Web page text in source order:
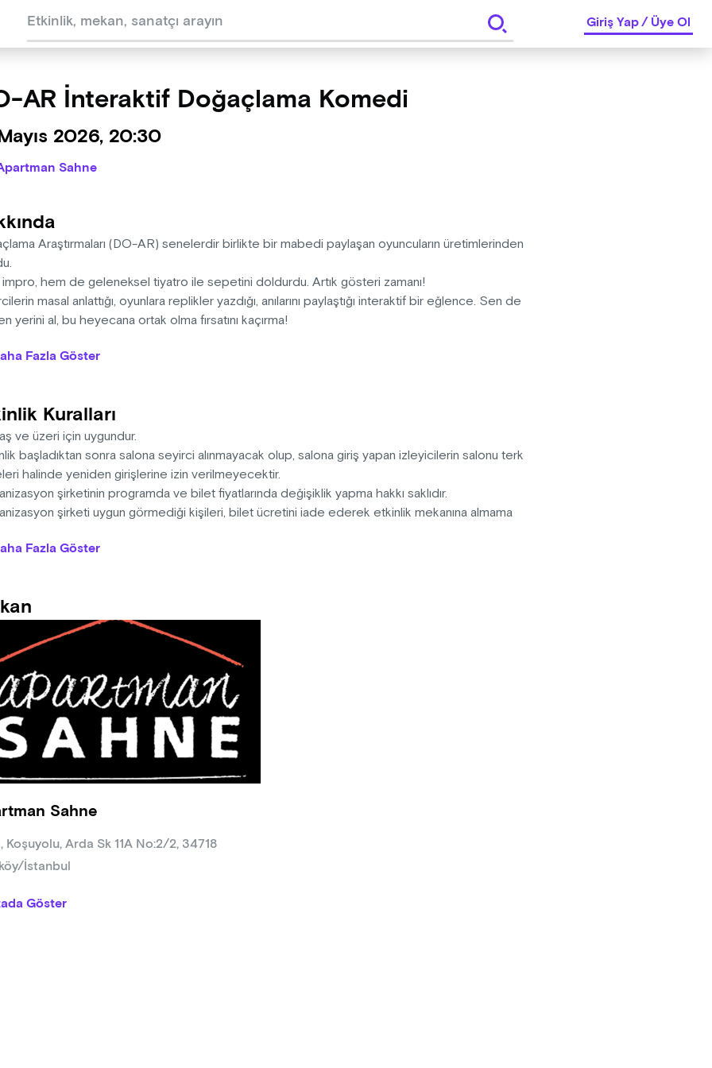
Giriş Yap/Üye Ol
AR İnteraktif Doğaçlama Komedi
2026, 20:30
Sahne
Araştırmaları (DO-AR) senelerdir birlikte bir mabedi paylaşan oyuncuların üretimlerinden
hem de geleneksel tiyatro ile sepetini doldurdu. Artık gösteri zamanı!
masal anlattığı, oyunlara replikler yazdığı, anılarını paylaştığı interaktif bir eğlence. Sen de
yerini al, bu heyecana ortak olma fırsatını kaçırma!
bilet desteği için öğrenci bileti fiyatından askıya bilet bırakabilirsiniz.
120 dk.
Fazla Göster
Kuralları
ve üzeri için uygundur.
başladıktan sonra salona seyirci alınmayacak olup, salona giriş yapan izleyicilerin salonu terk
halinde yeniden girişlerine izin verilmeyecektir.
şirketinin programda ve bilet fiyatlarında değişiklik yapma hakkı saklıdır.
şirketi uygun görmediği kişileri, bilet ücretini iade ederek etkinlik mekanına almama
alınan biletlerde iade ve değişiklik yapılmamaktadır.
Fazla Göster
Sahne
Koşuyolu, Arda Sk 11A No:2/2, 34718
İstanbul
Göster